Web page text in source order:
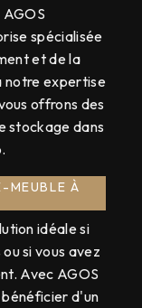
spécialisée
et de la
notre expertise
offrons des
stockage dans
MEUBLE À
idéale si
si vous avez
Avec AGOS
bénéficier d'un